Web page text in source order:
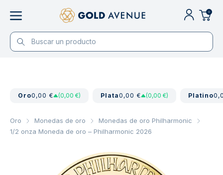
0
Oro0,00 € (0,00 €) Plata0,00 € (0,00 €) Platino
Oro Monedas de oro
Monedas de oro Philharmonic
1/2 onza Moneda de oro – Philharmonic 2026